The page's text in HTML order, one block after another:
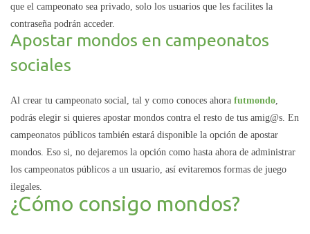
que el campeonato sea privado, solo los usuarios que les facilites la
contraseña podrán acceder.
Apostar mondos en campeonatos
sociales
Al crear tu campeonato social, tal y como conoces ahora futmondo
podrás elegir si quieres apostar mondos contra el resto de tus amig@s. En
campeonatos públicos también estará disponible la opción de apostar
mondos. Eso si, no dejaremos la opción como hasta ahora de administrar
los campeonatos públicos a un usuario, así evitaremos formas de juego
ilegales.
¿Cómo consigo mondos?